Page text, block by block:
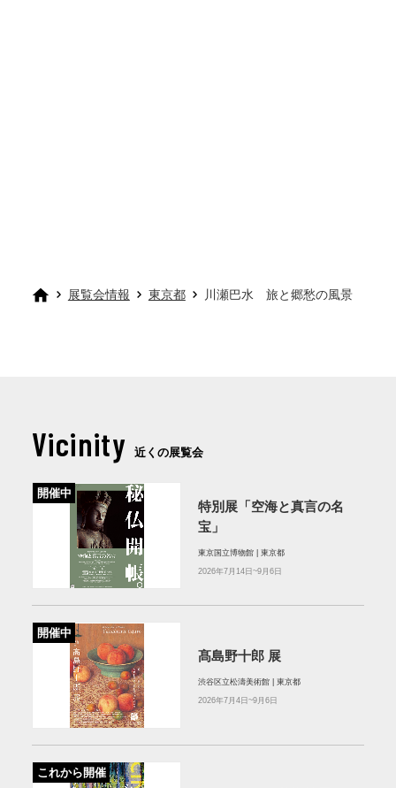
展覧会情報 東京都 川瀬巴水 旅と郷愁の風景
Vicinity 近くの展覧会
開催中
特別展「空海と真言の名
宝」
東京国立博物館 | 東京都
2026年7月14日~9月6日
開催中
髙島野十郎 展
渋谷区立松濤美術館 | 東京都
2026年7月4日~9月6日
これから開催